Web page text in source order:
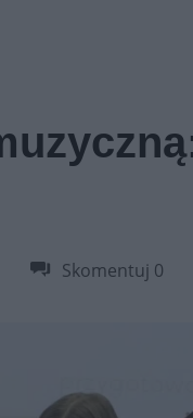
Skomentuj 0